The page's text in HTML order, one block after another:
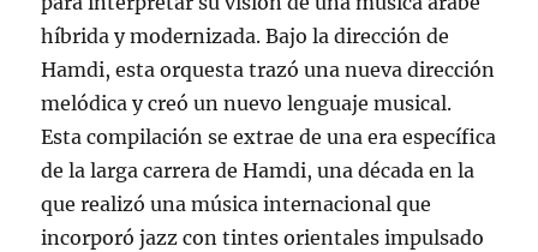
híbrida y modernizada. Bajo la dirección de
Hamdi, esta orquesta trazó una nueva dirección
melódica y creó un nuevo lenguaje musical.
Esta compilación se extrae de una era específica
de la larga carrera de Hamdi, una década en la
que realizó una música internacional que
incorporó jazz con tintes orientales impulsado